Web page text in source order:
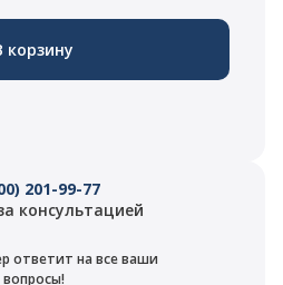
корзину
201-99-77
консультацией
ответит на все ваши
вопросы!